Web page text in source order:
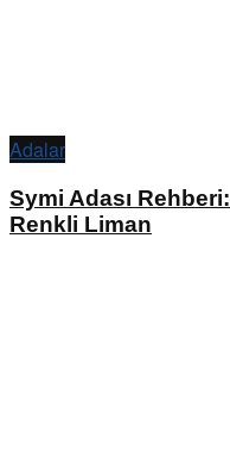
Adalar
Symi Adası
Renkli Liman